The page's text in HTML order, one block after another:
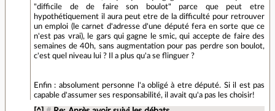
"difficile de de faire son boulot" parce que peut etre
hypothétiquement il aura peut etre de la difficulté pour retrouver
un emploi (le carnet d'adresse d'une député fera en sorte que ce
n'est pas vrai), le gars qui gagne le smic, qui accepte de faire des
semaines de 40h, sans augmentation pour pas perdre son boulot,
c'est quel niveau lui ? Il a plus qu'a se flinguer ?
Enfin : absolument personne l'a obligé à etre député. Si il est pas
capable d'assumer ses responsabilité, il avait qu'a pas les choisir!